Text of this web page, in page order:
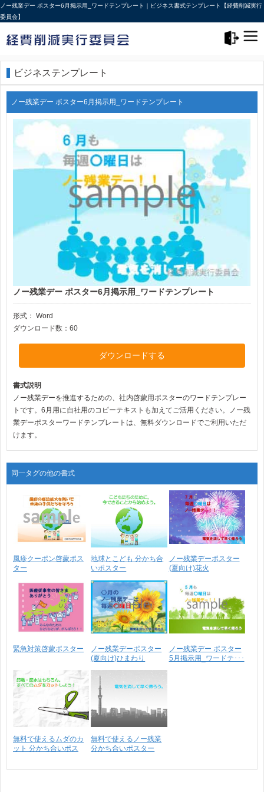
ノー残業デー ポスター6月掲示用_ワードテンプレート｜ビジネス書式テンプレート【経費削減実行
委員会】
ビジネステンプレート
ノー残業デー ポスター6月掲示用_ワードテンプレート
ノー残業デー ポスター6月掲示用_ワードテンプレート
形式： Word
ダウンロード数：60
ダウンロードする
書式説明
ノー残業デーを推進するための、社内啓蒙用ポスターのワードテンプレー
トです。6月用に自社用のコピーテキストも加えてご活用ください。ノー残
業デーポスターワードテンプレートは、無料ダウンロードでご利用いただ
けます。
同一タグの他の書式
風疹クーポン啓蒙ポス
ター
地球とこども 分かち合
いポスター
ノー残業デーポスター
(夏向け)花火
緊急対策啓蒙ポスター
ノー残業デーポスター
(夏向け)ひまわり
ノー残業デー ポスター
5月掲示用_ワードテ･･･
無料で使えるムダのカ
ット 分かち合いポス
無料で使えるノー残業
分かち合いポスター